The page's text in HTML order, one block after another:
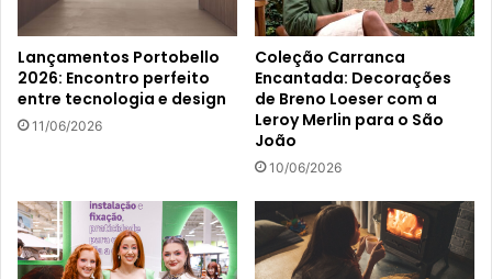
Lançamentos Portobello
2026: Encontro perfeito
entre tecnologia e design
11/06/2026
Coleção Carranca
Encantada: Decorações
de Breno Loeser com a
Leroy Merlin para o São
João
10/06/2026